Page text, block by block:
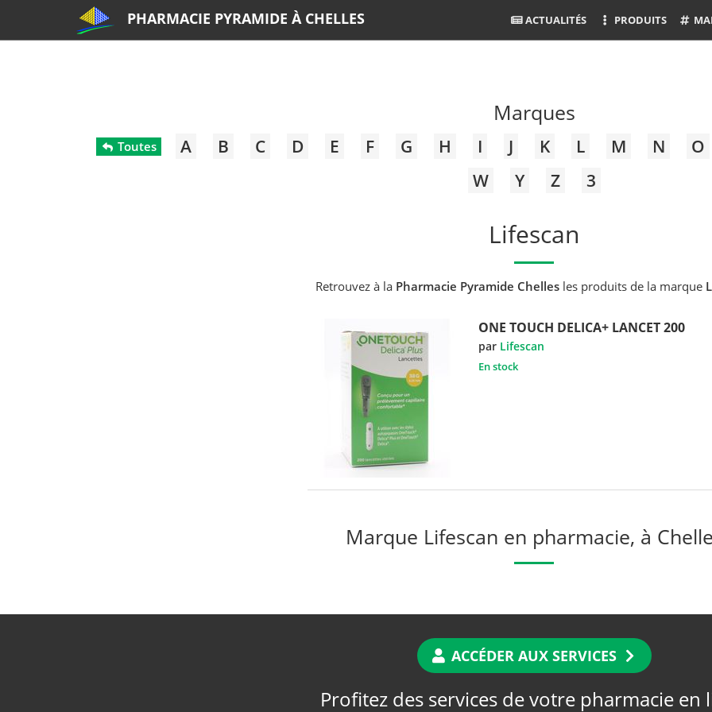
PHARMACIE PYRAMIDE À CHELLES ACTUALITÉS PRODUITS
Marques
Toutes A B C D E F G H I J K L M N O
W
Y Z 3
Lifescan
Retrouvez à la Pharmacie Pyramide Chelles les produits de la marque
ONE TOUCH DELICA+ LANCET 200
par Lifescan
En stock
Marque Lifescan en pharmacie, à
ACCÉDER AUX SERVICES
Profitez des services de votre pharmacie en